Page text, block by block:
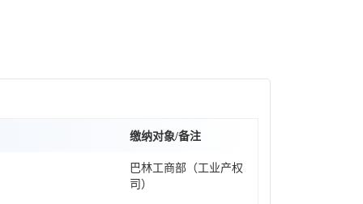
缴纳对象/备注
巴林工商部（工业产权
司）